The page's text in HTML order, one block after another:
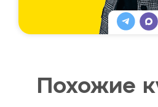
Похожие